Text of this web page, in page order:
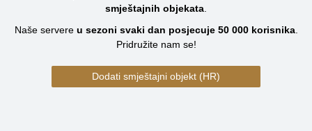
smještajnih objekata
Naše servere u sezoni svaki dan posjecuje 50 000korisnika.
Pridružite nam se!
Dodati smještajni objekt (HR)